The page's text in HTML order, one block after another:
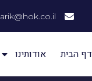
arik@hok.co.il
דף הבית אודותינו